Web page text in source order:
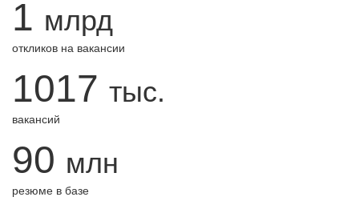
1 млрд
откликов на вакансии
1017 тыс.
вакансий
90 млн
резюме в базе